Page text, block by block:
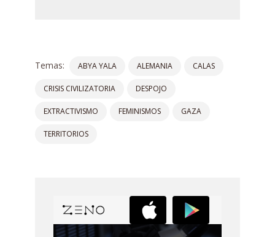
Temas: ABYA YALA ALEMANIA CALAS
CRISIS CIVILIZATORIA DESPOJO
EXTRACTIVISMO FEMINISMOS GAZA
TERRITORIOS